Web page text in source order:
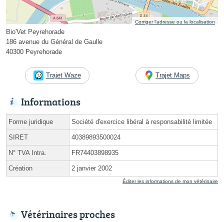
Corriger l’adresse ou la localisation
Bio'Vet Peyrehorade
186 avenue du Général de Gaulle
40300 Peyrehorade
Trajet Waze Trajet Maps
Informations
Forme juridique Société d'exercice libéral à responsabilité limitée
SIRET 40389893500024
N° TVA Intra. FR74403898935
Création 2 janvier 2002
Éditer les informations de mon vétérinaire
Vétérinaires proches